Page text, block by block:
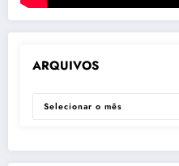
ARQUIVOS
ARQUIVOS